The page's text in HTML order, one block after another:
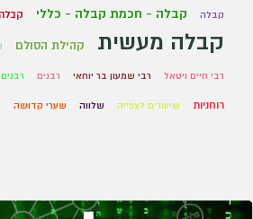
קבלה קבלה - חכמת קבלה - כללי
קבלה מעשית קהילת הסולם
רבי חיים ויטאל רבי שמעון בר יוחאי רבנים
רוחניות שיעורים לצפייה שלווה שערי קדושה